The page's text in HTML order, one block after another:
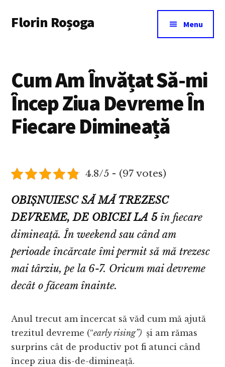
main
menu
Florin Roșoga Menu
Cum Am Învățat Să-mi
Încep Ziua Devreme În
Fiecare Dimineață
4.8/5 - (97 votes)
OBIȘNUIESC SĂ MĂ TREZESC
DEVREME, DE OBICEI LA 5 în fiecare
dimineață. În weekend sau când am
perioade încărcate îmi permit să mă trezesc
mai târziu, pe la 6-7. Oricum mai devreme
decât o făceam înainte.
Anul trecut am încercat să văd cum mă ajută
trezitul devreme (“early rising”) și am rămas
surprins cât de productiv pot fi atunci când
încep ziua dis-de-dimineață.